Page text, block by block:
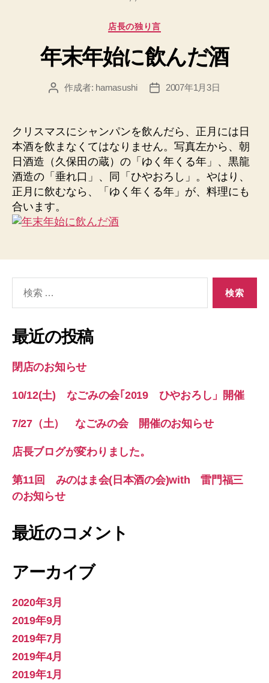
カ
ゴ
リ
店長の独り言
年末年始に飲んだ酒
投
作成者: hamasushi
投
2007年1月3日
クリスマスにシャンパンを飲んだら、正月には日
本酒を飲まなくてはなりません。写真左から、朝
日酒造（久保田の蔵）の「ゆく年くる年」、黒龍
酒造の「垂れ口」、同「ひやおろし」。やはり、
正月に飲むなら、「ゆく年くる年」が、料理にも
合います。
象:
最近の投稿
閉店のお知らせ
10/12(土) なごみの会｢2019 ひやおろし」開催
7/27（土） なごみの会 開催のお知らせ
店長ブログが変わりました。
第11回 みのはま会(日本酒の会)with 雷門福三
のお知らせ
最近のコメント
アーカイブ
2020年3月
2019年9月
2019年7月
2019年4月
2019年1月